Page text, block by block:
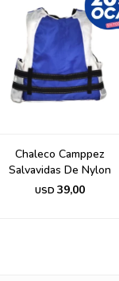
Chaleco Camppez
Salvavidas De Nylon
USD 39,00